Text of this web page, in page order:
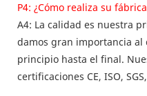
P4: ¿Cómo realiza su
A4: La calidad es nuestra
damos gran importancia al
principio hasta el final.
certificaciones CE, ISO,